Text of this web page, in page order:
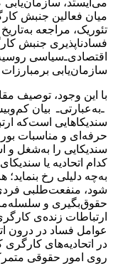
میان فعالین جنبش
تئوریک، مراجعه
فسادناپذیری جنبش
اقتصادی‌ـ‌سیاسی
سازمان‌یابی
با این وجود، توصیف
ـ‌به‌عبارتی‌ـ بیان
سندیکاهایی است‌که
حرفه‌ای و مناسبات
سندیکایی را به‌شغل و
کدام اتحادیه یا
به‌چه دلیلی رخ
شود، منفعت‌طلبی
حقوق‌بگیری و
ارتباطات زنده‌ی
عوامل فساد در درون
در اتحادیه‌های کارگری
روی امور حقوقی